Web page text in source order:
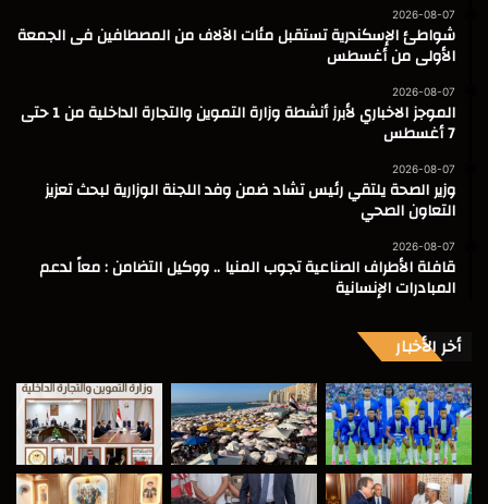
2026-08-07
شواطئ الإسكندرية تستقبل مئات الآلاف من المصطافين فى الجمعة
الأولى من أغسطس
2026-08-07
الموجز الاخباري لأبرز أنشطة وزارة التموين والتجارة الداخلية من 1 حتى
7 أغسطس
2026-08-07
وزير الصحة يلتقي رئيس تشاد ضمن وفد اللجنة الوزارية لبحث تعزيز
التعاون الصحي
2026-08-07
قافلة الأطراف الصناعية تجوب المنيا .. ووكيل التضامن : معاً لدعم
المبادرات الإنسانية
أخر الأخبار